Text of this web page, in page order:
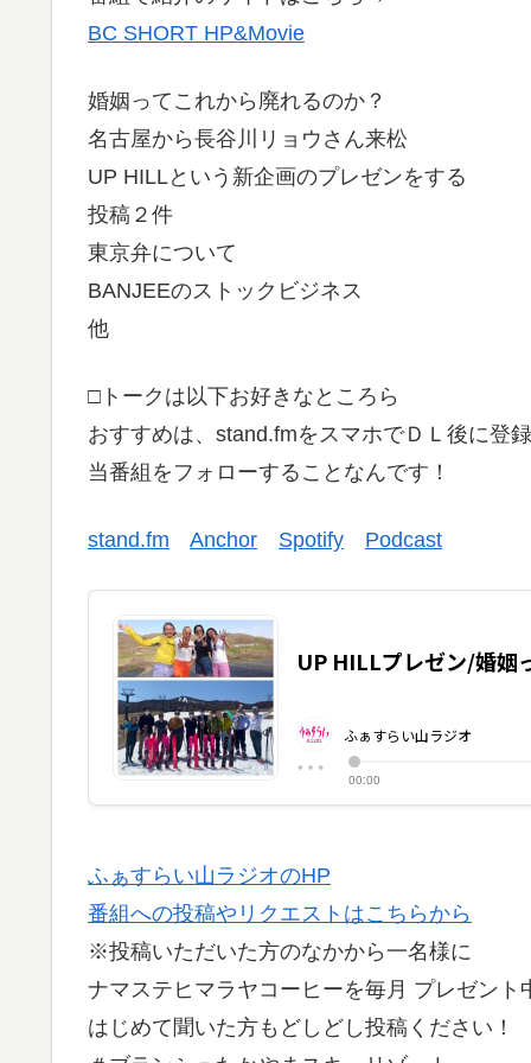
BC SHORT HP&Movie
婚姻ってこれから廃れるのか？
名古屋から長谷川リョウさん来松
UP HILLという新企画のプレゼンをする
投稿２件
東京弁について
BANJEEのストックビジネス
他
□トークは以下お好きなところら
おすすめは、stand.fmをスマホでＤＬ後に登
当番組をフォローすることなんです！
stand.fm Anchor Spotify Podcast
ふぁすらい山ラジオのHP
番組への投稿やリクエストはこちらから
※投稿いただいた方のなかから一名様に
ナマステヒマラヤコーヒーを毎月 プレゼント
はじめて聞いた方もどしどし投稿ください！